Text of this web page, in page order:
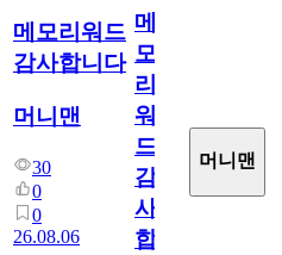
메모리워드
감사합니다
머니맨
30
0
0
26.08.06
메
모
리
워
드
감
사
합
머니맨